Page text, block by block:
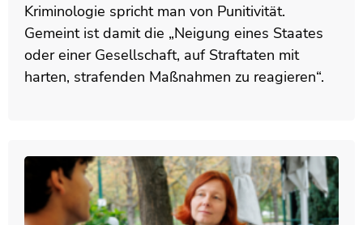
Kriminologie spricht man von Punitivität.
Gemeint ist damit die „Neigung eines Staates
oder einer Gesellschaft, auf Straftaten mit
harten, strafenden Maßnahmen zu reagieren“.